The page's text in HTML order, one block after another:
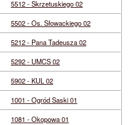
5512 - Skrzetuskiego 02
5502 - Os. Słowackiego 02
5212 - Pana Tadeusza 02
5292 - UMCS 02
5902 - KUL 02
1001 - Ogród Saski 01
1081 - Okopowa 01